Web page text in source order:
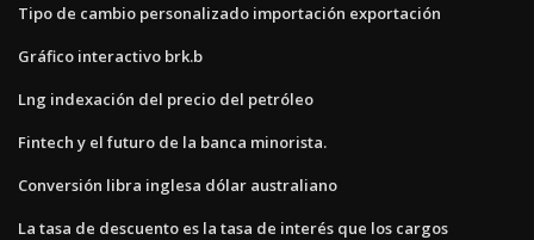
Tipo de cambio personalizado importación exportación
Gráfico interactivo brk.b
Lng indexación del precio del petróleo
Fintech y el futuro de la banca minorista.
Conversión libra inglesa dólar australiano
La tasa de descuento es la tasa de interés que los cargos